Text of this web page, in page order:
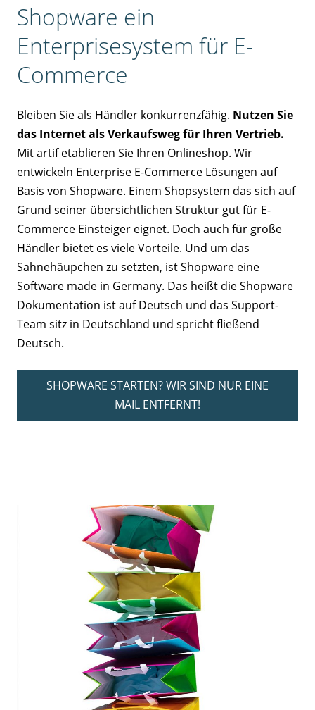
Shopware ein
Enterprisesystem für E-
Commerce
Bleiben Sie als Händler konkurrenzfähig. Nutzen Sie
das Internet als Verkaufsweg für Ihren Vertrieb.
Mit artif etablieren Sie Ihren Onlineshop. Wir
entwickeln Enterprise E-Commerce Lösungen auf
Basis von Shopware. Einem Shopsystem das sich auf
Grund seiner übersichtlichen Struktur gut für E-
Commerce Einsteiger eignet. Doch auch für große
Händler bietet es viele Vorteile. Und um das
Sahnehäupchen zu setzten, ist Shopware eine
Software made in Germany. Das heißt die Shopware
Dokumentation ist auf Deutsch und das Support-
Team sitz in Deutschland und spricht fließend
Deutsch.
SHOPWARE STARTEN? WIR SIND NUR EINE
MAIL ENTFERNT!